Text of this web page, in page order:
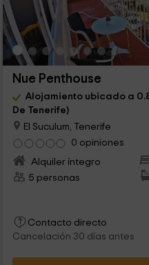
Nue Penthouse
Alojamiento ubicado a
De Tenerife)
El Suculum, Tenerife
0 opiniones
Alquiler íntegro
5 personas
Contacto directo
Cancelación 30 días antes